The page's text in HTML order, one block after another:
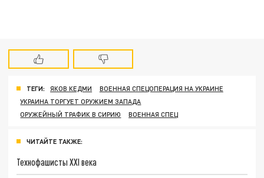
ТЕГИ: ЯКОВ КЕДМИ
ВОЕННАЯ СПЕЦОПЕРАЦИЯ НА УКРАИНЕ
УКРАИНА ТОРГУЕТ ОРУЖИЕМ ЗАПАДА
ОРУЖЕЙНЫЙ ТРАФИК В СИРИЮ
ВОЕННАЯ СПЕЦ
ЧИТАЙТЕ ТАКЖЕ:
Технофашисты XXI века